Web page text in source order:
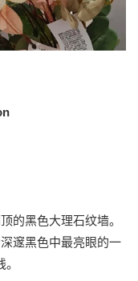
的黑色大理石纹墙。
邃黑色中最亮眼的一